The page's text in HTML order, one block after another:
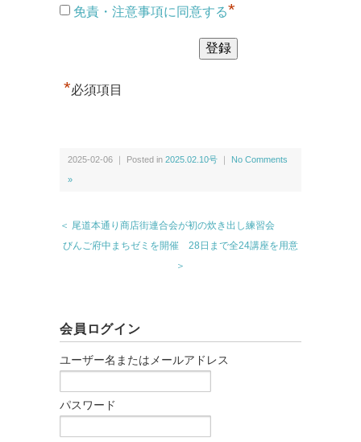
免責・注意事項に同意する*
*必須項目
2025-02-06 ｜ Posted in 2025.02.10号 No Comments
»
＜ 尾道本通り商店街連合会が初の炊き出し練習会
びんご府中まちゼミを開催 28日まで全24講座を用意
＞
会員ログイン
ユーザー名またはメールアドレス
パスワード